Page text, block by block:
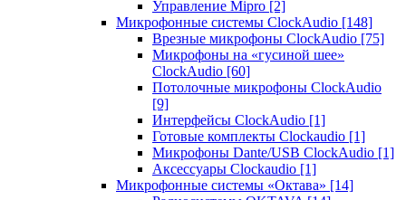
Управление Mipro [2]
Микрофонные системы ClockAudio [148]
Врезные микрофоны ClockAudio [75]
Микрофоны на «гусиной шее»
ClockAudio [60]
Потолочные микрофоны ClockAudio
[9]
Интерфейсы ClockAudio [1]
Готовые комплекты Clockaudio [1]
Микрофоны Dante/USB ClockAudio [1]
Аксессуары Clockaudio [1]
Микрофонные системы «Октава» [14]